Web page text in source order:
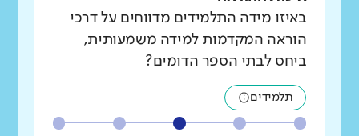
באיזו מידה התלמידים מדווחים על דרכי
הוראה המקדמות למידה משמעותית,
ביחס לבתי הספר הדומים?
תלמידים